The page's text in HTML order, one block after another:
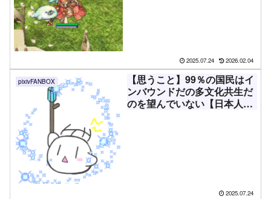
2025.07.24 2026.02.04
pixivFANBOX
【思うこと】99％の国民はイ
ンバウンドだの多文化共生だ
のを望んでいない【日本人フ
2025.07.24